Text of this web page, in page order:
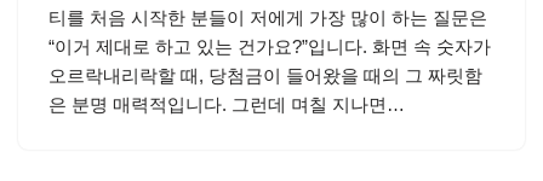
티를 처음 시작한 분들이 저에게 가장 많이 하는 질문은
“이거 제대로 하고 있는 건가요?”입니다. 화면 속 숫자가
오르락내리락할 때, 당첨금이 들어왔을 때의 그 짜릿함
은 분명 매력적입니다. 그런데 며칠 지나면…